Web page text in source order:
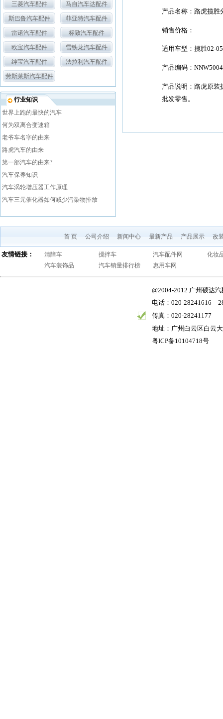
三菱汽车配件 马自汽车达配件
斯巴鲁汽车配件 菲亚特汽车配件
雷诺汽车配件 标致汽车配件
欧宝汽车配件 雪铁龙汽车配件
绅宝汽车配件 法拉利汽车配件
劳斯莱斯汽车配件
行业知识
世界上跑的最快的汽车
何为双离合变速箱
老爷车名字的由来
路虎汽车的由来
第一部汽车的由来?
汽车保养知识
汽车涡轮增压器工作原理
汽车三元催化器如何减少污染物排放
产品名称：路虎揽胜
销售价格：
适用车型：揽胜02-05
产品编码：
产品说明：路虎原装
批发零售。
首 页 公司介绍 新闻中心 最新产品 产品展示 改
友情链接： 清障车 搅拌车 汽车配件网
化妆
汽车装饰品
汽车销量排行榜 惠用车网
@2004-2012 广州硕达
电话：020-28241616
传真：020-28241177
地址：广州白云区白云
粤ICP备10104718号